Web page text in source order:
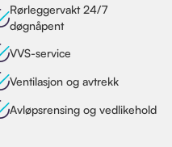
Rørleggervakt 24/7
døgnåpent
VVS-service
Ventilasjon og avtrekk
Avløpsrensing og vedlikehold